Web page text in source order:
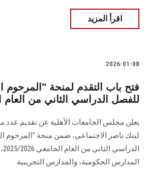
اقرأ المزيد
2026-01-08
فتح باب التقدم لمنحة "المرحوم
للفصل الدراسي الثاني من العام
يعلن مجلس الجامعات الأهلية عن تقديم عدد من
لبنك ناصر الاجتماعي، ضمن منحة "المرحوم
المدارس الحكومية، والمدارس التجريبية.